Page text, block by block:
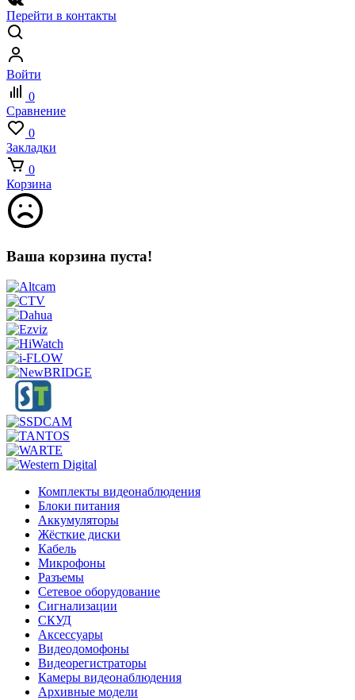
Перейти в контакты
Войти
0
Сравнение
0
Закладки
0
Корзина
Ваша корзина пуста!
Комплекты видеонаблюдения
Блоки питания
Аккумуляторы
Жёсткие диски
Кабель
Микрофоны
Разъемы
Сетевое оборудование
Сигнализации
СКУД
Аксессуары
Видеодомофоны
Видеорегистраторы
Камеры видеонаблюдения
Архивные модели